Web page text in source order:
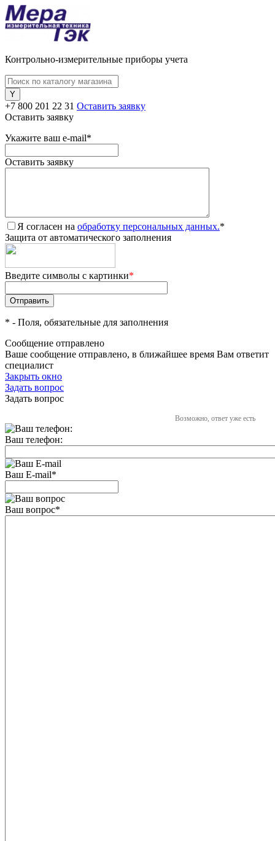
Контрольно-измерительные приборы учета
+7 800 201 22 31 Оставить заявку
Оставить заявку
Укажите ваш e-mail*
Оставить заявку
Я согласен на обработку персональных данных.*
Защита от автоматического заполнения
Введите символы с картинки*
* - Поля, обязательные для заполнения
Сообщение отправлено
Ваше сообщение отправлено, в ближайшее время Вам ответит
специалист
Закрыть окно
Задать вопрос
Задать вопрос
Возможно, ответ уже есть
Ваш телефон:
Ваш E-mail*
Ваш вопрос*